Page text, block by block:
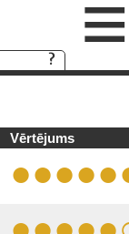
≡
Vērtējums